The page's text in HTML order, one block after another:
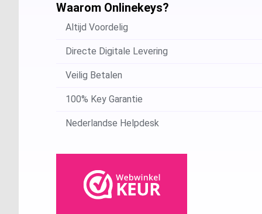
Waarom Onlinekeys?
Altijd Voordelig
Directe Digitale Levering
Veilig Betalen
100% Key Garantie
Nederlandse Helpdesk